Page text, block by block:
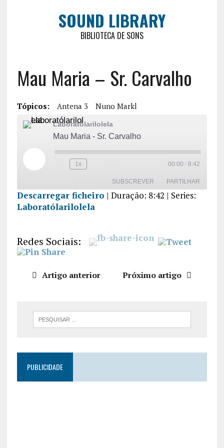
SOUND LIBRARY
BIBLIOTECA DE SONS
Mau Maria – Sr. Carvalho
Tópicos: Antena 3 Nuno Markl
Laboratólarilolela
Mau Maria - Sr. Carvalho
1x 00:00 / 8:42
SUBSCREVER PARTILHAR
PARTILHA
INCORPO
RAR
Descarregar ficheiro | Duração: 8:42 | Series:
Laboratólarilolela
Redes Sociais:
Artigo anterior Próximo artigo
PUBLICIDADE